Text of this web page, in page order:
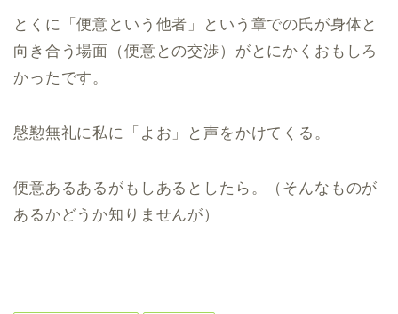
とくに「便意という他者」という章での氏が身体と
向き合う場面（便意との交渉）がとにかくおもしろ
かったです。
慇懃無礼に私に「よお」と声をかけてくる。
便意あるあるがもしあるとしたら。（そんなものが
あるかどうか知りませんが）